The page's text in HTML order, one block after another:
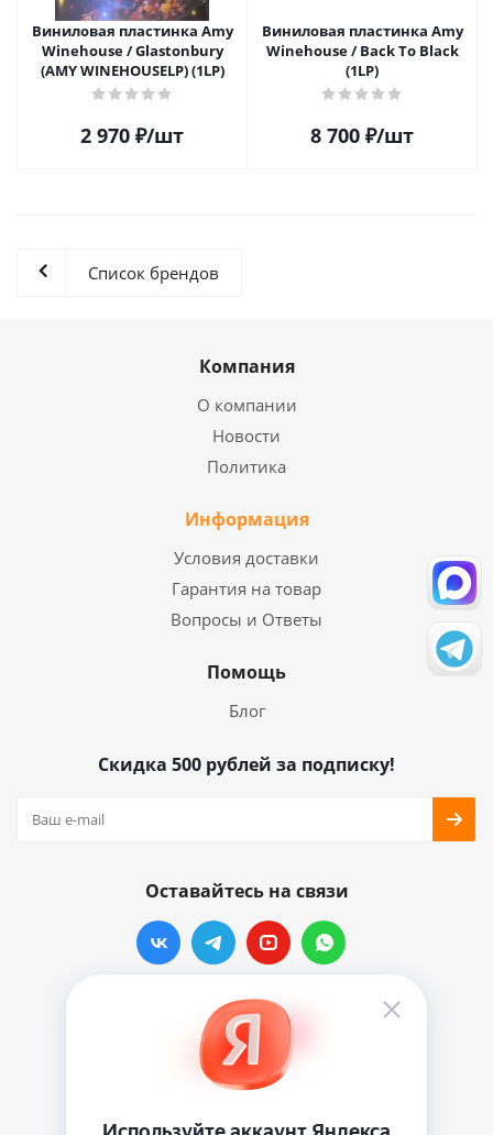
Виниловая пластинка Amy
Winehouse / Glastonbury
(AMY WINEHOUSELP) (1LP)
2 970 ₽/шт
Виниловая пластинка Amy
Winehouse / Back To Black
(1LP)
8 700 ₽/шт
Список брендов
Компания
О компании
Новости
Политика
Информация
Условия доставки
Гарантия на товар
Вопросы и Ответы
Помощь
Блог
Скидка 500 рублей за подписку!
Оставайтесь на связи
Наши контакты
info@vinylmarkt.ru